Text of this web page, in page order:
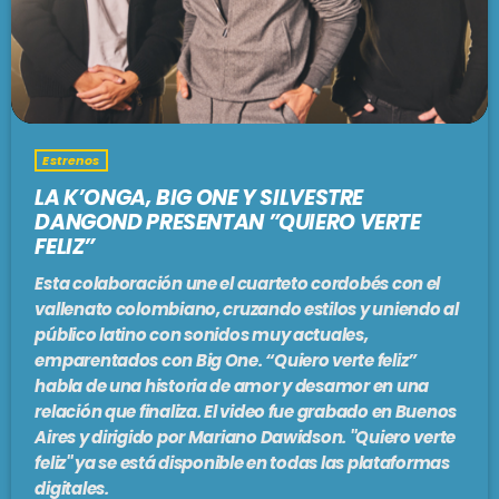
BARCELONA
MALLORCA
PODCASTS
TIENDA
EN VIVO AHORA!
Estrenos
LA K’ONGA, BIG ONE Y SILVESTRE
DANGOND PRESENTAN ”QUIERO VERTE
FELIZ”
Esta colaboración une el cuarteto cordobés con el
vallenato colombiano, cruzando estilos y uniendo al
público latino con sonidos muy actuales,
emparentados con Big One. “Quiero verte feliz”
habla de una historia de amor y desamor en una
relación que finaliza. El video fue grabado en Buenos
Aires y dirigido por Mariano Dawidson. ''Quiero verte
feliz'' ya se está disponible en todas las plataformas
digitales.